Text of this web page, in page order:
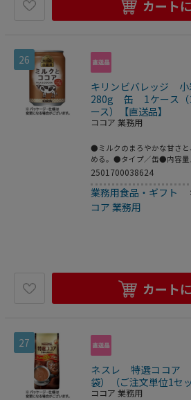
カート
26
キリンビバレッジ
280g 缶 1ケース（
ース）【直送品】
ココア 業務用
●ミルクのまろやかな甘さと
める。●タイプ／缶●内容
送時点で、賞味期限まで残
により、パッケージデザイ
ございます。●280g缶、24本
2501700038624
業務用食品・ギフト
コア 業務用
カート
27
ネスレ 特選ココア
袋）（ご注文単位1セ
ココア 業務用